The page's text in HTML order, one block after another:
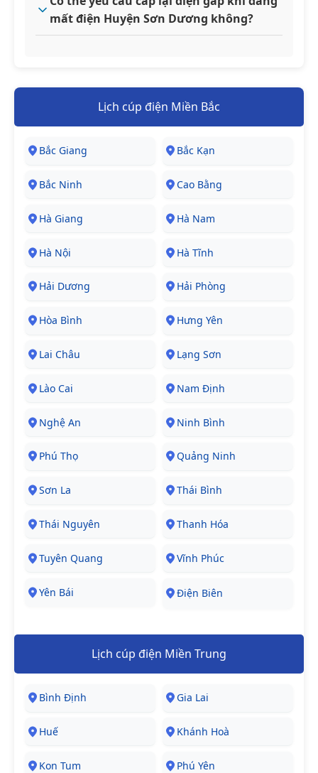
mất điện Huyện Sơn Dương không?
Lịch cúp điện Miền Bắc
Bắc Giang Bắc Kạn
Bắc Ninh Cao Bằng
Hà Giang Hà Nam
Hà Nội Hà Tĩnh
Hải Dương Hải Phòng
Hòa Bình Hưng Yên
Lai Châu Lạng Sơn
Lào Cai Nam Định
Nghệ An Ninh Bình
Phú Thọ Quảng Ninh
Sơn La Thái Bình
Thái Nguyên Thanh Hóa
Tuyên Quang Vĩnh Phúc
Yên Bái Điện Biên
Lịch cúp điện Miền Trung
Bình Định Gia Lai
Huế Khánh Hoà
Kon Tum Phú Yên